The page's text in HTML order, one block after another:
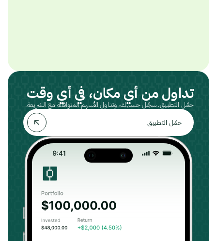
تداول من أي مكان، في أي وقت
حمّل التطبيق، سجّل حسابك، وتداول الأسهم المتوافقة مع الشريعة.
حمّل التطبيق